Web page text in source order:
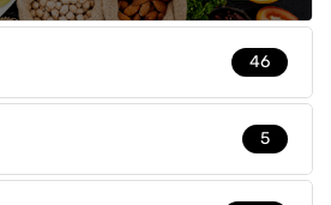
46
5